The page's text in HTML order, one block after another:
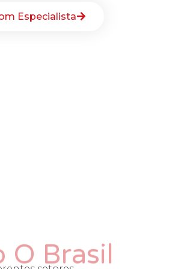
Especialista
O Brasil